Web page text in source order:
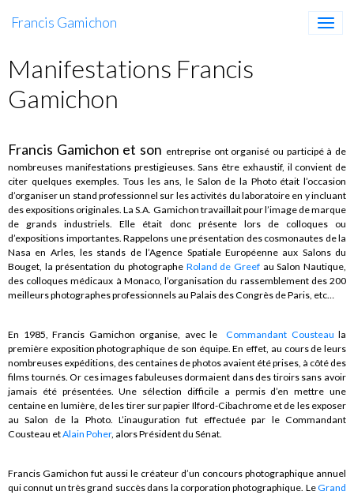
Francis Gamichon
Manifestations Francis
Gamichon
Francis Gamichon et son entreprise ont organisé ou participé à de
nombreuses manifestations prestigieuses. Sans être exhaustif, il convient de
citer quelques exemples. Tous les ans, le Salon de la Photo était l’occasion
d’organiser un stand professionnel sur les activités du laboratoire en y incluant
des expositions originales. La S.A. Gamichon travaillait pour l’image de marque
de grands industriels. Elle était donc présente lors de colloques ou
d’expositions importantes. Rappelons une présentation des cosmonautes de la
Nasa en Arles, les stands de l’Agence Spatiale Européenne aux Salons du
Bouget, la présentation du photographe Roland de Greefau Salon Nautique,
des colloques médicaux à Monaco, l’organisation du rassemblement des 200
meilleurs photographes professionnels au Palais des Congrès de Paris, etc…
En 1985, Francis Gamichon organise, avec le Commandant Cousteau la
première exposition photographique de son équipe. En effet, au cours de leurs
nombreuses expéditions, des centaines de photos avaient été prises, à côté des
films tournés. Or ces images fabuleuses dormaient dans des tiroirs sans avoir
jamais été présentées. Une sélection difficile a permis d’en mettre une
centaine en lumière, de les tirer sur papier Ilford-Cibachrome et de les exposer
au Salon de la Photo. L’inauguration fut effectuée par le Commandant
Cousteau etAlain Poher, alors Président du Sénat.
Francis Gamichon fut aussi le créateur d’un concours photographique annuel
qui connut un très grand succès dans la corporation photographique. LeGrand